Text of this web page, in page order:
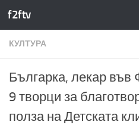
Към съдържанието
f2ftv
КУЛТУРА
Българка, лекар
9 творци за
полза на Детската